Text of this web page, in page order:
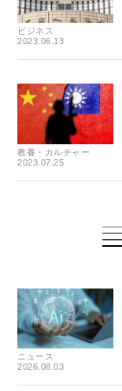
ビジネス
2023.06.13
教養・カルチャー
2023.07.25
ニュース
2026.08.03